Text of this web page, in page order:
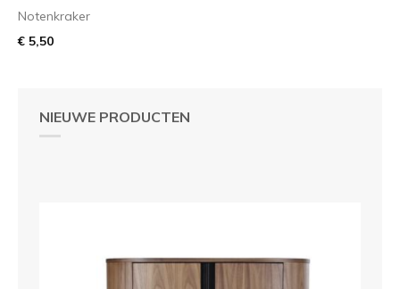
NIEUWE PRODUCTEN
Notenkraker
€ 5,50